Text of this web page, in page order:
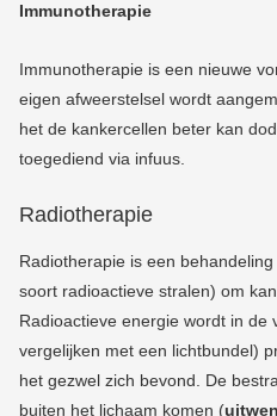
Immunotherapie
Immunotherapie is een nieuwe
eigen afweerstelsel wordt
het de kankercellen beter kan
toegediend via infuus.
Radiotherapie
Radiotherapie is een
soort radioactieve stralen) om
Radioactieve energie wordt in
vergelijken met een lichtbundel)
het gezwel zich bevond. De
buiten het lichaam komen (